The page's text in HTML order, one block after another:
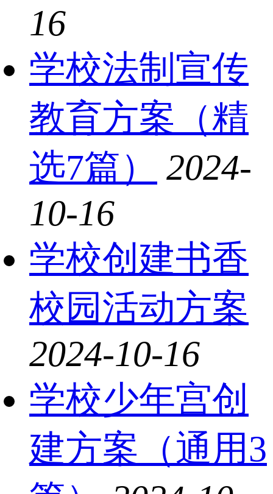
16
学校法制宣传
教育方案（精
选7篇）
2024-
10-16
学校创建书香
校园活动方案
2024-10-16
学校少年宫创
建方案（通用3